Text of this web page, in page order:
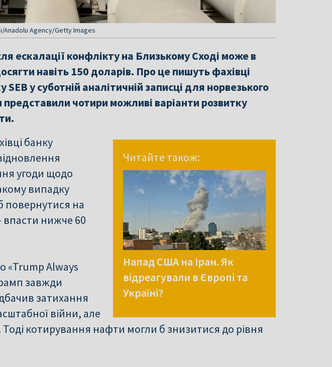
Anadolu Agency/Getty Images
ескалації конфлікту на Близькому Сході може в
навіть 150 доларів. Про це пишуть фахівці
SEB у суботній аналітичній записці для норвезького
представили чотири можливі варіанти розвитку
Читайте також:
Напад США на Іран. Як
відреагували в Європі та
Україні?
банку
угоди щодо
випадку
повернутися на
впасти нижче 60
«Trump Always
завжди
затихання
війни, але
Тоді котирування нафти могли б знизитися до рівня